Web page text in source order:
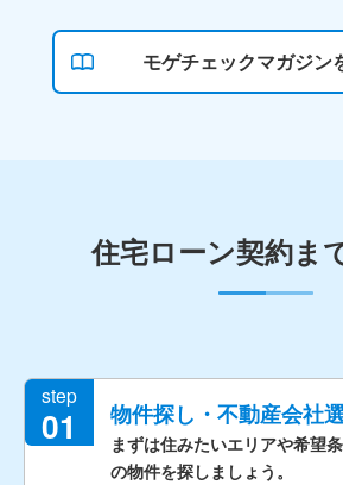
モゲチェックマガジン
住宅ローン契約ま
step
01 物件探し・不動産会社
まずは住みたいエリアや希望
の物件を探しましょう。